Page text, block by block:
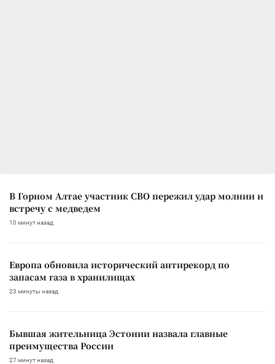
В Горном Алтае участник СВО пережил удар молнии и
встречу с медведем
10 минут назад
Европа обновила исторический антирекорд по
запасам газа в хранилищах
23 минуты назад
Бывшая жительница Эстонии назвала главные
преимущества России
27 минут назад